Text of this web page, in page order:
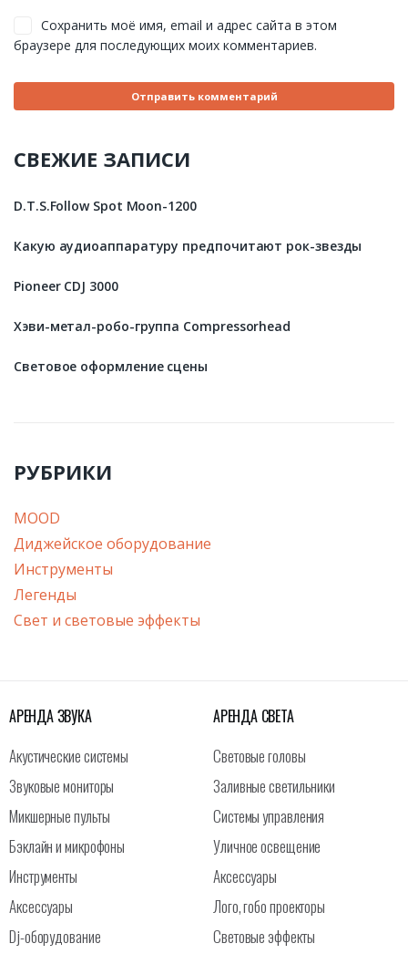
Сохранить моё имя, email и адрес сайта в этом
браузере для последующих моих комментариев.
СВЕЖИЕ ЗАПИСИ
D.T.S.Follow Spot Moon-1200
Какую аудиоаппаратуру предпочитают рок-звезды
Pioneer CDJ 3000
Хэви-метал-робо-группа Compressorhead
Световое оформление сцены
РУБРИКИ
MOOD
Диджейское оборудование
Инструменты
Легенды
Свет и световые эффекты
АРЕНДА ЗВУКА
Акустические системы
Звуковые мониторы
Микшерные пульты
Бэклайн и микрофоны
Инструменты
Аксессуары
Dj-оборудование
АРЕНДА СВЕТА
Световые головы
Заливные светильники
Системы управления
Уличное освещение
Аксессуары
Лого, гобо проекторы
Световые эффекты